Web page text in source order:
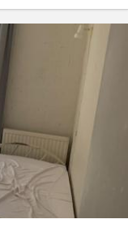
KV 2256
évier. Résidence
Loyer €450 /
€700 Taxe de
au rez-de-
douche, 2 WC, 1...